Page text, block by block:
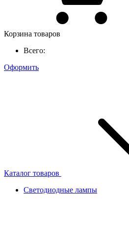
Корзина товаров
Всего:
Оформить
Каталог товаров
Светодиодные лампы